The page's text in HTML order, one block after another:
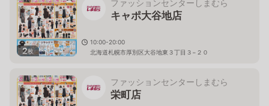
2枚
ファッションセンターしまむら
キャポ大谷地店
10:00-20:00
北海道札幌市厚別区大谷地東３丁目３−２０
ファッションセンターしまむら
栄町店